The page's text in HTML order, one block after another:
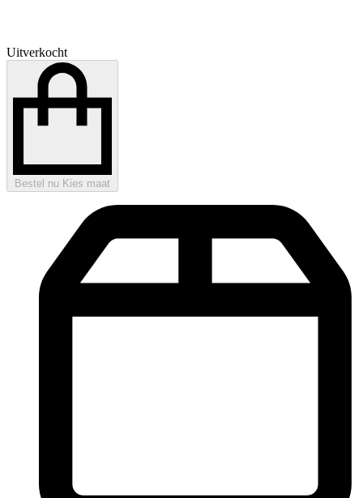
Uitverkocht
Bestel nu Kies maat